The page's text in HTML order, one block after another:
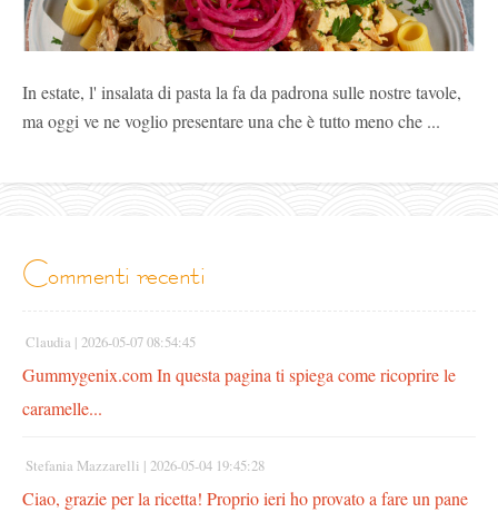
In estate, l' insalata di pasta la fa da padrona sulle nostre tavole,
ma oggi ve ne voglio presentare una che è tutto meno che ...
commenti recenti
Claudia | 2026-05-07 08:54:45
Gummygenix.com In questa pagina ti spiega come ricoprire le
caramelle...
Stefania Mazzarelli | 2026-05-04 19:45:28
Ciao, grazie per la ricetta! Proprio ieri ho provato a fare un pane